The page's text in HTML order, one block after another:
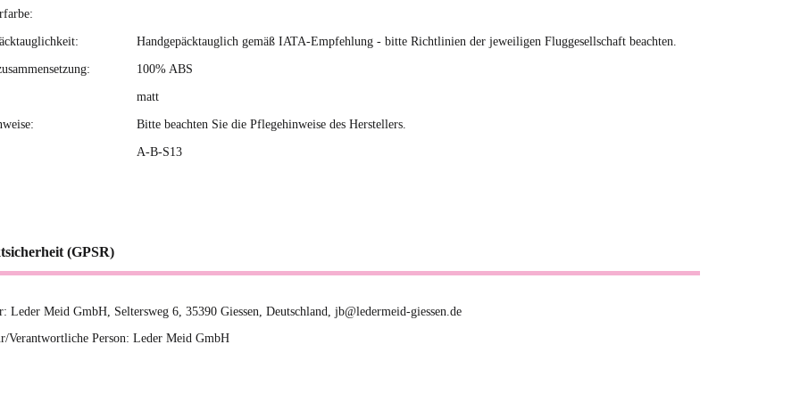
Handgepäcktauglich gemäß IATA-Empfehlung - bitte Richtlinien der jeweiligen Fluggesellschaft beachten.
100% ABS
matt
Bitte beachten Sie die Pflegehinweise des Herstellers.
A-B-S13
(GPSR)
Leder Meid GmbH, Seltersweg 6, 35390 Giessen, Deutschland, jb@ledermeid-giessen.de
Verantwortliche Person: Leder Meid GmbH